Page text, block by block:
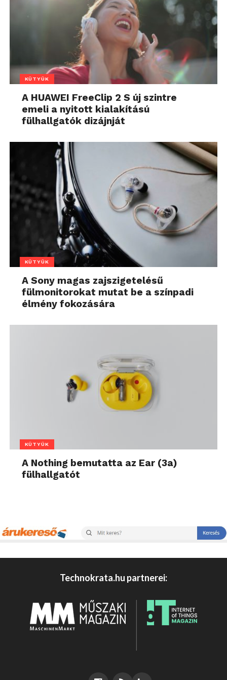
KÜTYÜK
A HUAWEI FreeClip 2 S új szintre
emeli a nyitott kialakítású
fülhallgatók dizájnját
KÜTYÜK
A Sony magas zajszigetelésű
fülmonitorokat mutat be a színpadi
élmény fokozására
KÜTYÜK
A Nothing bemutatta az Ear (3a)
fülhallgatót
Technokrata.hu partnerei: